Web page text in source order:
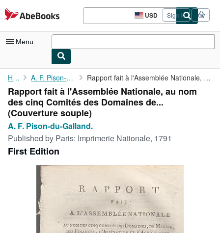
Skip to main content
AbeBooks.com USD
Site
shopping
Sign in
Menu
My Account
My Purchases
Advanced Search
Browse Collections
Textbooks
Start Selling
Home A. F. Pison-du-Galland. Rapport fait à l'Assemblée Nationale, au nom des cinq Comités ...
Rapport fait à l'Assemblée Nationale, au nom
des cinq Comités des Domaines de...
(Couverture souple)
A. F. Pison-du-Galland.
Published by Paris: Imprimerie Nationale, 1791
First Edition